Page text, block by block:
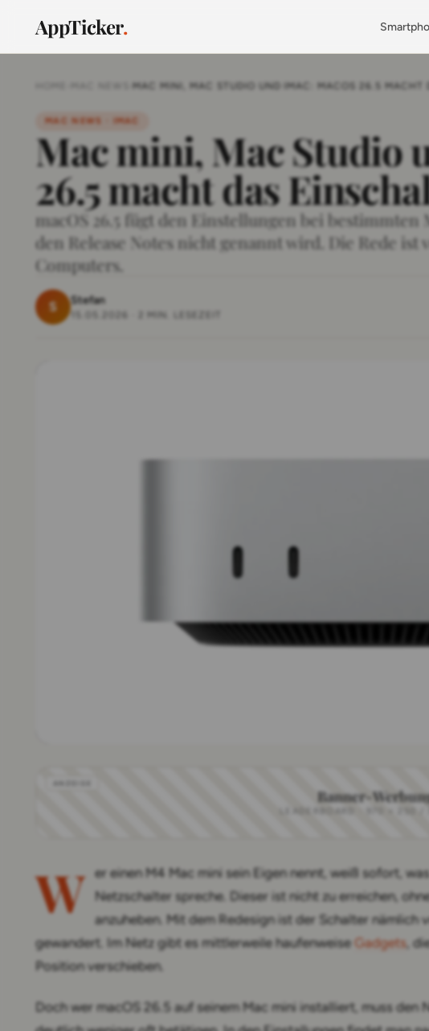
AppTicker.
MAC MINI, MAC STUDIO UND IMAC: MACOS 26.5 MACHT
MAC NEWS · IMAC
Mac mini, Mac Studio
26.5 macht das
macOS 26.5 fügt den Einstellungen bei
den Release Notes nicht genannt wird. Die Rede
Computers.
S Stefan
15.05.2026
Banner-
W er einen M4 Mac mini sein Eigen nennt, weiß sofort,
Netzschalter spreche. Dieser ist nicht zu erreichen,
anzuheben. Mit dem Redesign ist der Schalter nämlich
gewandert. Im Netz gibt es mittlerweile haufenweise Gadgets,
Position verschieben.
Doch wer macOS 26.5 auf seinem Mac mini installiert, muss